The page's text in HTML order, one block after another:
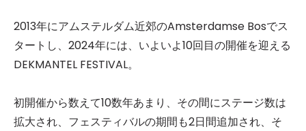
2013年にアムステルダム近郊のAmsterdamse Bosでス
タートし、2024年には、いよいよ10回目の開催を迎える
DEKMANTEL FESTIVAL。
初開催から数えて10数年あまり、その間にステージ数は
拡大され、フェスティバルの期間も2日間追加され、そ